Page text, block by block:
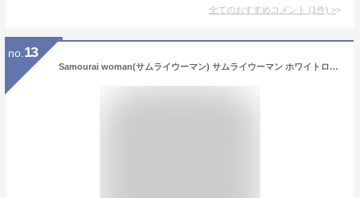
全てのおすすめコメント (1件) >
no. 13
Samourai woman(サムライウーマン) サムライウーマン ホワイトローズ フレグランスミスト [ミニサイズ] ローション 50ミリリットル (x 1)